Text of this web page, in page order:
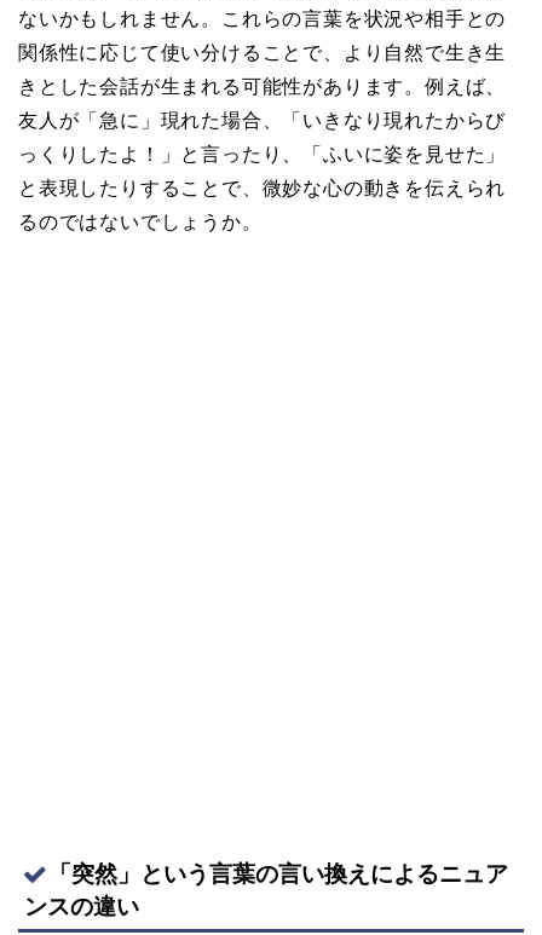
ないかもしれません。これらの言葉を状況や相手との
関係性に応じて使い分けることで、より自然で生き生
きとした会話が生まれる可能性があります。例えば、
友人が「急に」現れた場合、「いきなり現れたからび
っくりしたよ！」と言ったり、「ふいに姿を見せた」
と表現したりすることで、微妙な心の動きを伝えられ
るのではないでしょうか。
「突然」という言葉の言い換えによるニュア
ンスの違い